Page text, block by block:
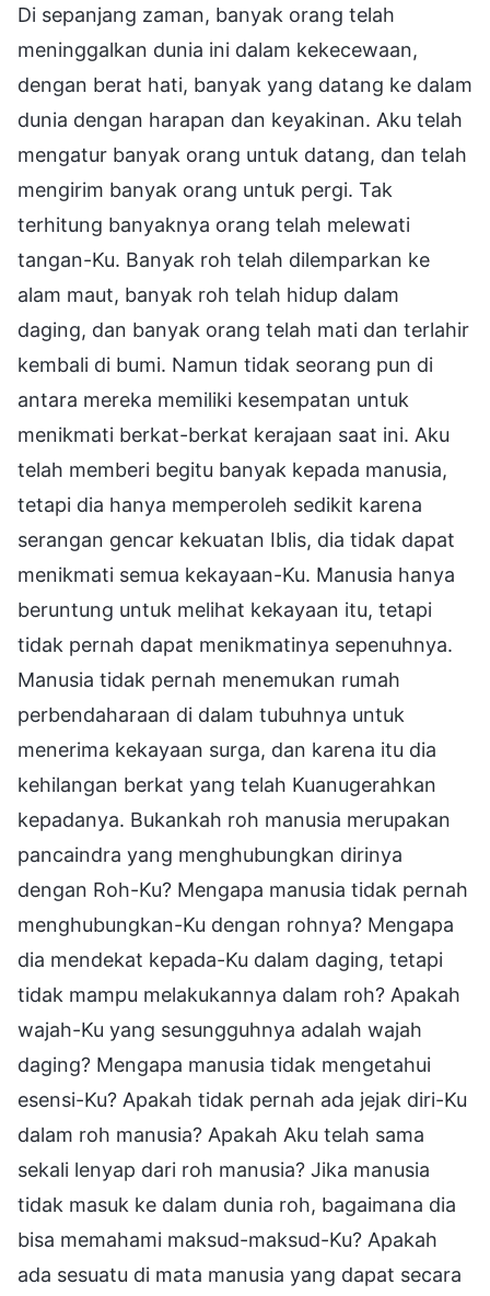
Di sepanjang zaman, banyak orang telah
meninggalkan dunia ini dalam kekecewaan,
dengan berat hati, banyak yang datang ke dalam
dunia dengan harapan dan keyakinan. Aku telah
mengatur banyak orang untuk datang, dan telah
mengirim banyak orang untuk pergi. Tak
terhitung banyaknya orang telah melewati
tangan-Ku. Banyak roh telah dilemparkan ke
alam maut, banyak roh telah hidup dalam
daging, dan banyak orang telah mati dan terlahir
kembali di bumi. Namun tidak seorang pun di
antara mereka memiliki kesempatan untuk
menikmati berkat-berkat kerajaan saat ini. Aku
telah memberi begitu banyak kepada manusia,
tetapi dia hanya memperoleh sedikit karena
serangan gencar kekuatan Iblis, dia tidak dapat
menikmati semua kekayaan-Ku. Manusia hanya
beruntung untuk melihat kekayaan itu, tetapi
tidak pernah dapat menikmatinya sepenuhnya.
Manusia tidak pernah menemukan rumah
perbendaharaan di dalam tubuhnya untuk
menerima kekayaan surga, dan karena itu dia
kehilangan berkat yang telah Kuanugerahkan
kepadanya. Bukankah roh manusia merupakan
pancaindra yang menghubungkan dirinya
dengan Roh-Ku? Mengapa manusia tidak pernah
menghubungkan-Ku dengan rohnya? Mengapa
dia mendekat kepada-Ku dalam daging, tetapi
tidak mampu melakukannya dalam roh? Apakah
wajah-Ku yang sesungguhnya adalah wajah
daging? Mengapa manusia tidak mengetahui
esensi-Ku? Apakah tidak pernah ada jejak diri-Ku
dalam roh manusia? Apakah Aku telah sama
sekali lenyap dari roh manusia? Jika manusia
tidak masuk ke dalam dunia roh, bagaimana dia
bisa memahami maksud-maksud-Ku? Apakah
ada sesuatu di mata manusia yang dapat secara